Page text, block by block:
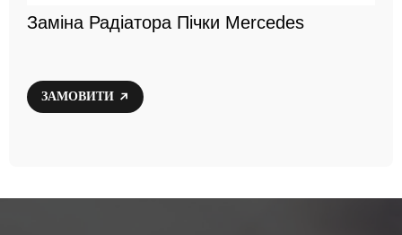
Заміна Радіатора Пічки Mercedes
ЗАМОВИТИ